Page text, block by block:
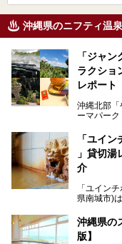
沖縄県のニフティ温
「ジャ
ラクショ
レポート
沖縄北部
ーマパーク
グリアの
法まで徹
「ユイ
」貸切
介
「ユイン
県南城市)
位を獲得し
ァンが訪
沖縄県の
版】